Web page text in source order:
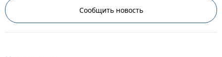
Сообщить новость